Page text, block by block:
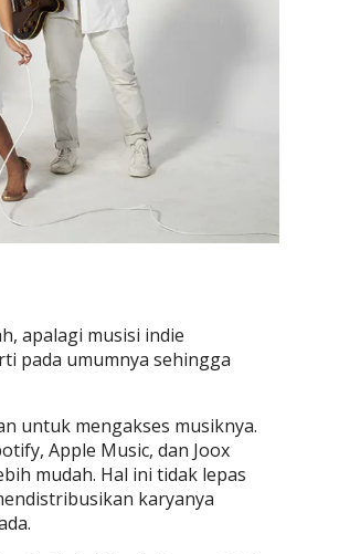
apalagi musisi indie
pada umumnya sehingga
untuk mengakses musiknya.
Apple Music, dan Joox
mudah. Hal ini tidak lepas
karyanya